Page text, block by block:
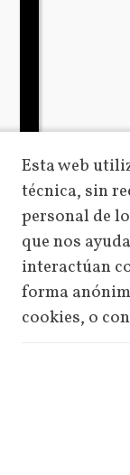
25%25%
Esta web
técnica, sin
personal de
que nos
interactúan
forma
cookies, o